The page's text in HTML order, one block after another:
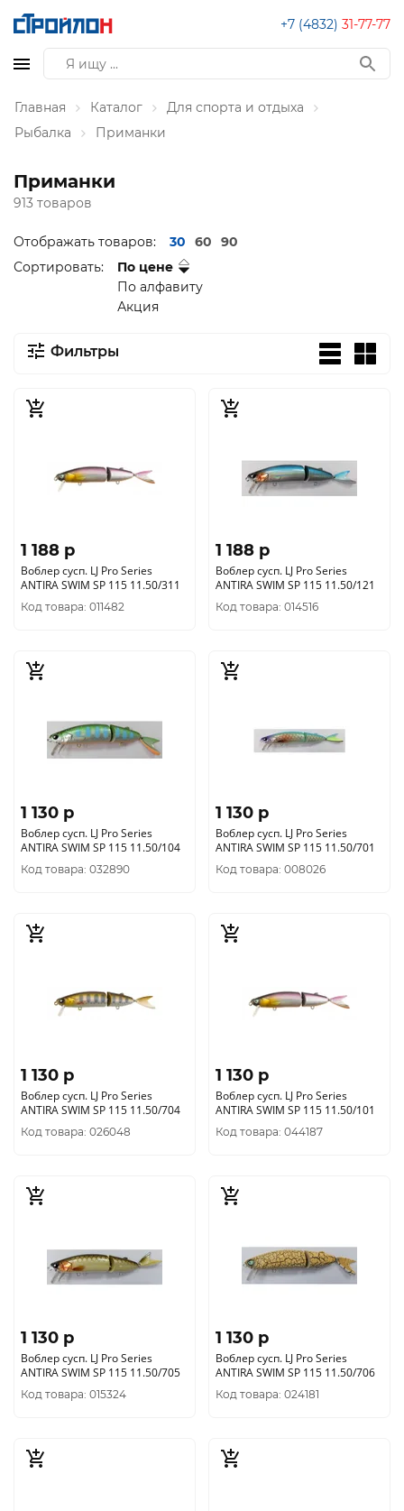
+7 (4832) 31-77-77
Главная Каталог
Для спорта и отдыха
Рыбалка
Приманки
Приманки
913 товаров
Отображать товаров: 30 60
90
Сортировать:
По цене
По алфавиту
Акция
Фильтры
1 188 p
Воблер сусп. LJ Pro Series
ANTIRA SWIM SP 115 11.50/311
Код товара: 011482
1 188 p
Воблер сусп. LJ Pro Series
ANTIRA SWIM SP 115 11.50/121
Код товара: 014516
1 130 p
Воблер сусп. LJ Pro Series
ANTIRA SWIM SP 115 11.50/104
Код товара: 032890
1 130 p
Воблер сусп. LJ Pro Series
ANTIRA SWIM SP 115 11.50/701
Код товара: 008026
1 130 p
Воблер сусп. LJ Pro Series
ANTIRA SWIM SP 115 11.50/704
Код товара: 026048
1 130 p
Воблер сусп. LJ Pro Series
ANTIRA SWIM SP 115 11.50/101
Код товара: 044187
1 130 p
Воблер сусп. LJ Pro Series
ANTIRA SWIM SP 115 11.50/705
Код товара: 015324
1 130 p
Воблер сусп. LJ Pro Series
ANTIRA SWIM SP 115 11.50/706
Код товара: 024181